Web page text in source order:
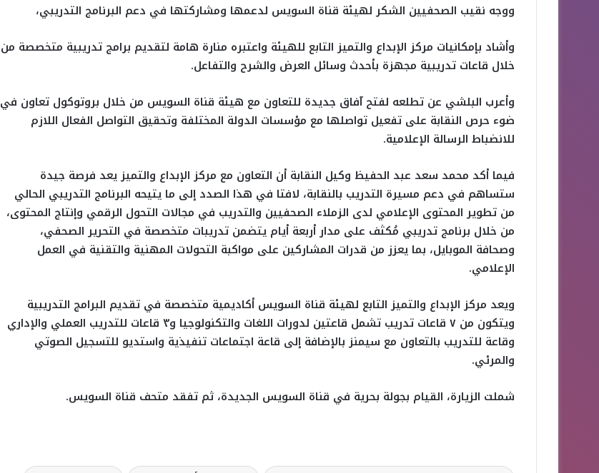
ووجه نقيب الصحفيين الشكر لهيئة قناة السويس لدعمها ومشاركتها في دعم البرنامج التدريبي،
وأشاد بإمكانيات مركز الإبداع والتميز التابع للهيئة واعتبره منارة هامة لتقديم برامج تدريبية متخصصة من
خلال قاعات تدريبية مجهزة بأحدث وسائل العرض والشرح والتفاعل.
وأعرب البلشي عن تطلعه لفتح آفاق جديدة للتعاون مع هيئة قناة السويس من خلال بروتوكول تعاون في
ضوء حرص النقابة على تفعيل تواصلها مع مؤسسات الدولة المختلفة وتحقيق التواصل الفعال اللازم
للانضباط الرسالة الإعلامية.
فيما أكد محمد سعد عبد الحفيظ وكيل النقابة أن التعاون مع مركز الإبداع والتميز يعد فرصة جيدة
ستساهم في دعم مسيرة التدريب بالنقابة، لافتا في هذا الصدد إلى ما يتيحه البرنامج التدريبي الحالي
من تطوير المحتوى الإعلامي لدى الزملاء الصحفيين والتدريب في مجالات التحول الرقمي وإنتاج المحتوى،
من خلال برنامج تدريبي مُكثف على مدار أربعة أيام يتضمن تدريبات متخصصة في التحرير الصحفي،
وصحافة الموبايل، بما يعزز من قدرات المشاركين على مواكبة التحولات المهنية والتقنية في العمل
الإعلامي.
ويعد مركز الإبداع والتميز التابع لهيئة قناة السويس أكاديمية متخصصة في تقديم البرامج التدريبية
ويتكون من ٧ قاعات تدريب تشمل قاعتين لدورات اللغات والتكنولوجيا و٣ قاعات للتدريب العملي والإداري
وقاعة للتدريب بالتعاون مع سيمنز بالإضافة إلى قاعة اجتماعات تنفيذية واستديو للتسجيل الصوتي
والمرئي.
شملت الزيارة، القيام بجولة بحرية في قناة السويس الجديدة، ثم تفقد متحف قناة السويس.